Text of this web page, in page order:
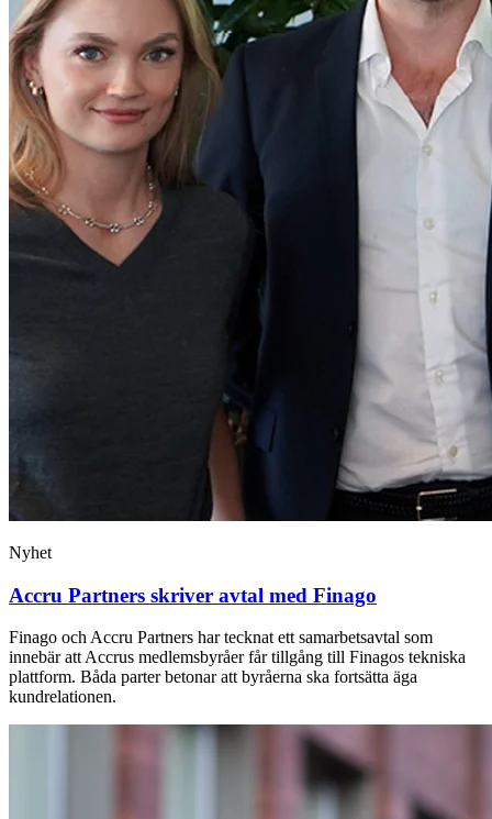
Nyhet
Accru Partners skriver avtal med Finago
Finago och Accru Partners har tecknat ett samarbetsavtal som
innebär att Accrus medlemsbyråer får tillgång till Finagos tekniska
plattform. Båda parter betonar att byråerna ska fortsätta äga
kundrelationen.